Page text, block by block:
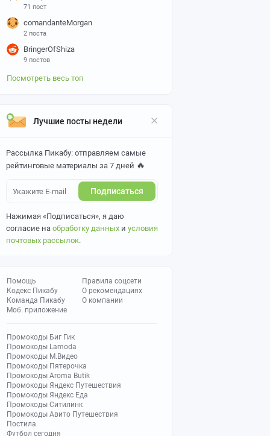
71 пост
comandanteMorgan
2 поста
BringerOfShiza
9 постов
Посмотреть весь топ
Лучшие посты недели
Рассылка Пикабу: отправляем самые
рейтинговые материалы за 7 дней 🔥
Подписаться
Нажимая «Подписаться», я даю
согласие на обработку данных и условия
почтовых рассылок.
Помощь
Кодекс Пикабу
Команда Пикабу
Моб. приложение
Правила соцсети
О рекомендациях
О компании
Промокоды Биг Гик
Промокоды Lamoda
Промокоды М.Видео
Промокоды Пятерочка
Промокоды Aroma Butik
Промокоды Яндекс Путешествия
Промокоды Яндекс Еда
Промокоды Ситилинк
Промокоды Авито Путешествия
Постила
Футбол сегодня